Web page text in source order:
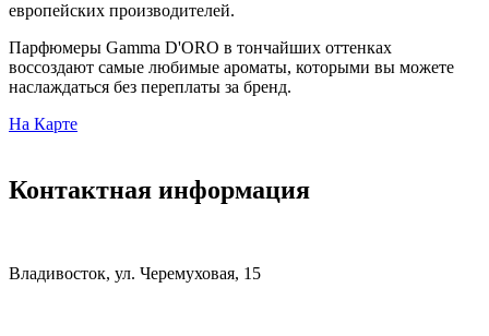
европейских производителей.
Парфюмеры Gamma D'ORO в тончайших оттенках
воссоздают самые любимые ароматы, которыми вы можете
наслаждаться без переплаты за бренд.
На Карте
Контактная информация
Владивосток, ул. Черемуховая, 15